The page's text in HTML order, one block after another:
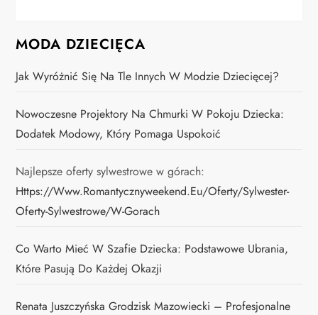
MODA DZIECIĘCA
Jak Wyróżnić Się Na Tle Innych W Modzie Dziecięcej?
Nowoczesne Projektory Na Chmurki W Pokoju Dziecka:
Dodatek Modowy, Który Pomaga Uspokoić
Najlepsze oferty sylwestrowe w górach:
Https://www.romantycznyweekend.eu/oferty/sylwester-
Oferty-Sylwestrowe/w-Gorach
Co Warto Mieć W Szafie Dziecka: Podstawowe Ubrania,
Które Pasują Do Każdej Okazji
Renata Juszczyńska Grodzisk Mazowiecki – Profesjonalne